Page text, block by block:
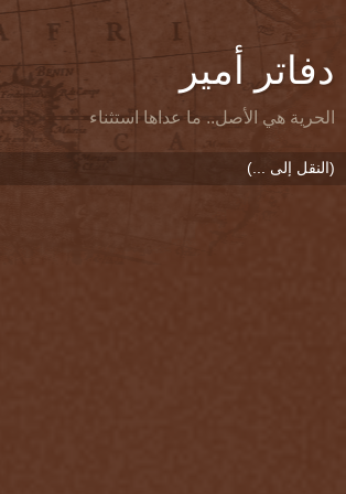
دفاتر أمير
الحرية هي الأصل.. ما عداها استثناء